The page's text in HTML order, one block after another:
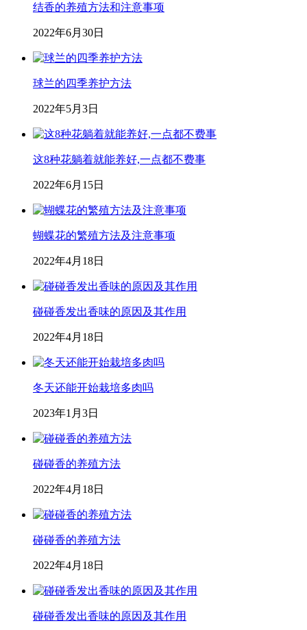
结香的养殖方法和注意事项
2022年6月30日
球兰的四季养护方法
2022年5月3日
这8种花躺着就能养好,一点都不费事
2022年6月15日
蝴蝶花的繁殖方法及注意事项
2022年4月18日
碰碰香发出香味的原因及其作用
2022年4月18日
冬天还能开始栽培多肉吗
2023年1月3日
碰碰香的养殖方法
2022年4月18日
碰碰香的养殖方法
2022年4月18日
碰碰香发出香味的原因及其作用